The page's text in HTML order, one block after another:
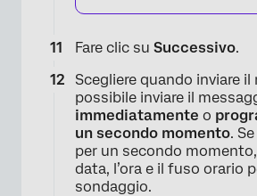
Fare clic su Successivo.
Scegliere quando inviare il
possibile inviare il
immediatamente o
un secondo momento.
per un secondo
data, l’ora e il fuso orario
sondaggio.